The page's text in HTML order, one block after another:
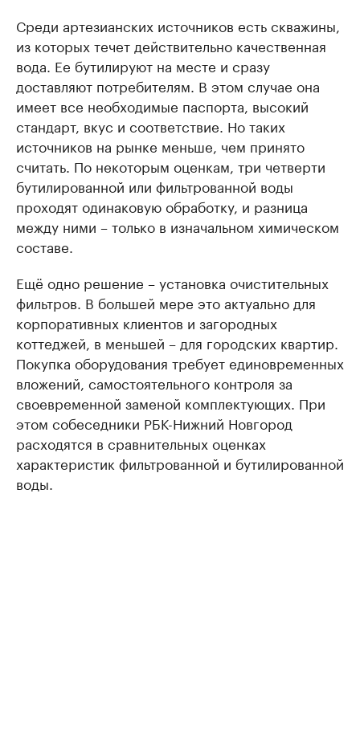
Среди артезианских источников есть скважины,
из которых течет действительно качественная
вода. Ее бутилируют на месте и сразу
доставляют потребителям. В этом случае она
имеет все необходимые паспорта, высокий
стандарт, вкус и соответствие. Но таких
источников на рынке меньше, чем принято
считать. По некоторым оценкам, три четверти
бутилированной или фильтрованной воды
проходят одинаковую обработку, и разница
между ними – только в изначальном химическом
составе.
Ещё одно решение – установка очистительных
фильтров. В большей мере это актуально для
корпоративных клиентов и загородных
коттеджей, в меньшей – для городских квартир.
Покупка оборудования требует единовременных
вложений, самостоятельного контроля за
своевременной заменой комплектующих. При
этом собеседники РБК-Нижний Новгород
расходятся в сравнительных оценках
характеристик фильтрованной и бутилированной
воды.